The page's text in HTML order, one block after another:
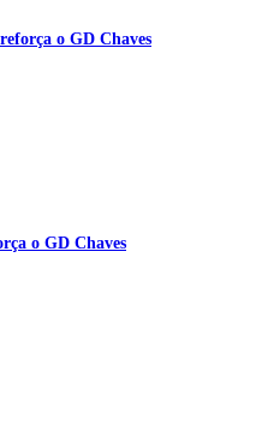
o GD Chaves
o GD Chaves